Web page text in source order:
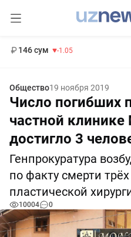
146 сум -1.05
Общество19 ноября 2019
Число погибших
частной клинике
достигло 3
Генпрокуратура
по факту смерти
пластической
10004 0